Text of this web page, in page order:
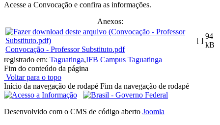
Acesse a Convocação e confira as informações.
Anexos:
Convocação - Professor Substituto.pdf
[ ]
94
kB
registrado em: Taguatinga,IFB Campus Taguatinga
Fim do conteúdo da página
Voltar para o topo
Início da navegação de rodapé Fim da navegação de rodapé
Desenvolvido com o CMS de código aberto Joomla